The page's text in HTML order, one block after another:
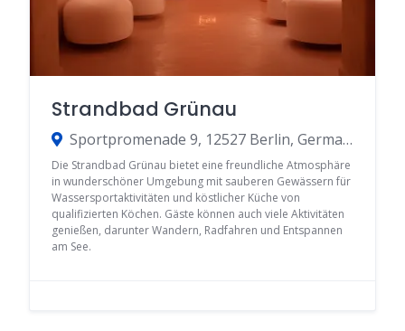
Strandbad Grünau
Sportpromenade 9, 12527 Berlin, Germany
Die Strandbad Grünau bietet eine freundliche Atmosphäre
in wunderschöner Umgebung mit sauberen Gewässern für
Wassersportaktivitäten und köstlicher Küche von
qualifizierten Köchen. Gäste können auch viele Aktivitäten
genießen, darunter Wandern, Radfahren und Entspannen
am See.